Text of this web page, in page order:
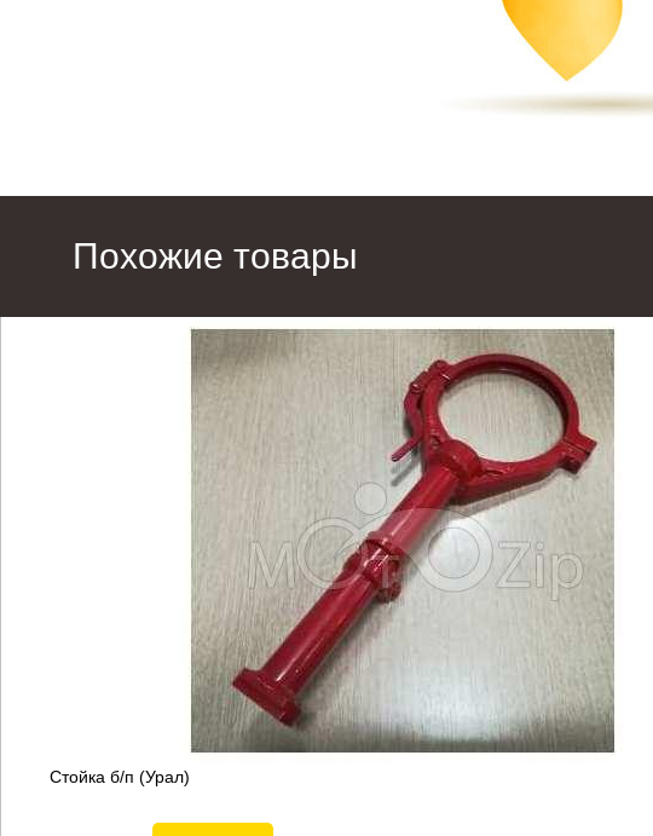
Похожие товары
Стойка б/п (Урал)